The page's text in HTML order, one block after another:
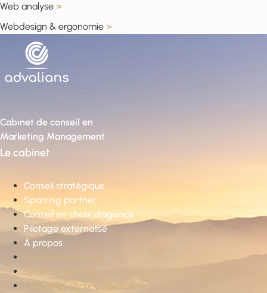
Web analyse >
Webdesign & ergonomie >
Cabinet de conseil en
Marketing Management
Le cabinet
Conseil stratégique
Sparring partner
Conseil en choix d’agence
Pilotage externalisé
À propos
Conseil stratégique
Sparring partner
Conseil en choix d’agence